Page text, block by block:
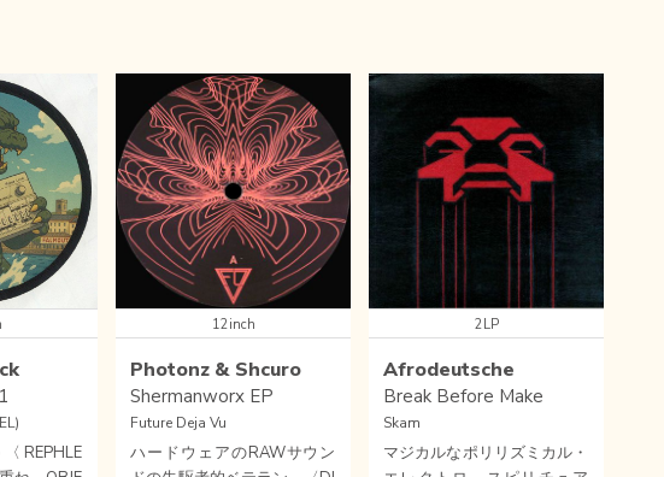
REPHLE
12inch
Photonz & Shcuro
Shermanworx EP
Future Deja Vu
ハードウェアのRAWサウン
2LP
Afrodeutsche
Break Before Make
Skam
マジカルなポリリズミカル・